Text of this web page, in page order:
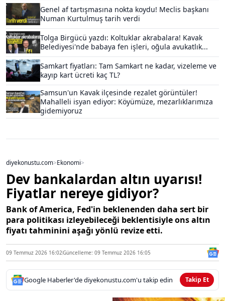
Genel af tartışmasına nokta koydu! Meclis başkanı
Numan Kurtulmuş tarih verdi
Tolga Birgücü yazdı: Koltuklar akrabalara! Kavak
Belediyesi'nde babaya fen işleri, oğula avukatlık...
Samkart fiyatları: Tam Samkart ne kadar, vizeleme ve
kayıp kart ücreti kaç TL?
Samsun'un Kavak ilçesinde rezalet görüntüler!
Mahalleli isyan ediyor: Köyümüze, mezarlıklarımıza
gidemiyoruz
diyekonustu.com>Ekonomi>
Dev bankalardan altın uyarısı!
Fiyatlar nereye gidiyor?
Bank of America, Fed'in beklenenden daha sert bir
para politikası izleyebileceği beklentisiyle ons altın
fiyatı tahminini aşağı yönlü revize etti.
09 Temmuz 2026 16:02Güncelleme: 09 Temmuz 2026 16:05
Google Haberler'de diyekonustu.com'u takip edin Takip Et